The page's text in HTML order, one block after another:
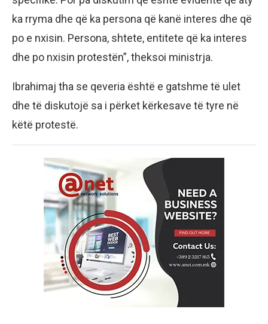
ka rryma dhe që ka persona që kanë interes dhe që
po e nxisin. Persona, shtete, entitete që ka interes
dhe po nxisin protestën”, theksoi ministrja.
Ibrahimaj tha se qeveria është e gatshme të ulet
dhe të diskutojë sa i përket kërkesave të tyre në
këtë protestë.